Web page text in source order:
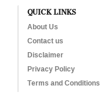
QUICK LINKS
About Us
Contact us
Disclaimer
Privacy Policy
Terms and Conditions